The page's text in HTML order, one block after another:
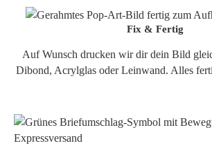
Fix & Fertig
Auf Wunsch drucken wir dir dein Bild
Dibond, Acrylglas oder Leinwand. Alles